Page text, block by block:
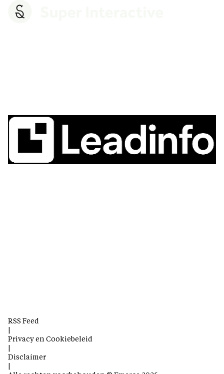
RSS Feed
Privacy en Cookiebeleid
Disclaimer